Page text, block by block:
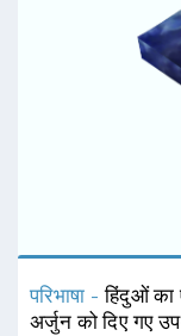
परिभाषा -हिंदुओं का
अर्जुन को दिए गए